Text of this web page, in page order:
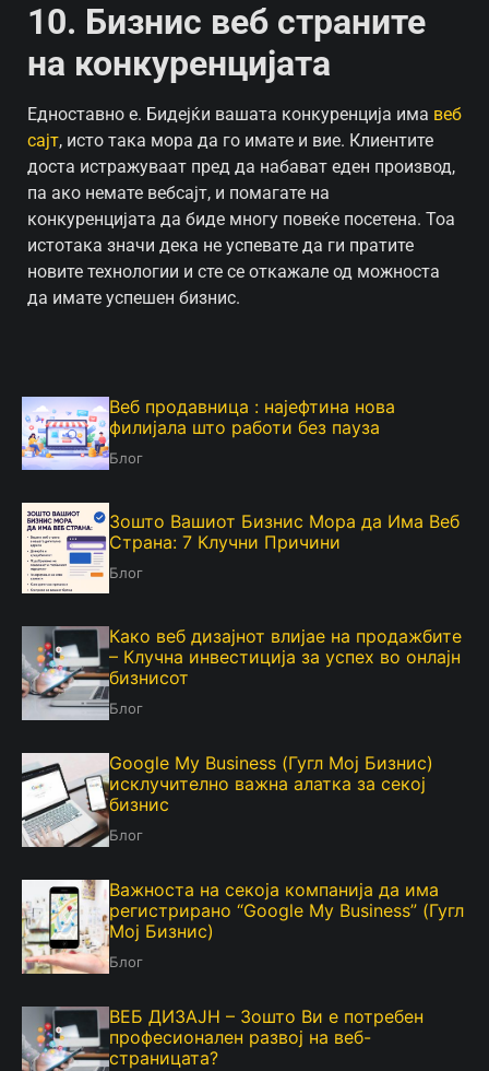
10. Бизнис веб страните
на конкуренцијата
Едноставно е. Бидејќи вашата конкуренција има веб
сајт, исто така мора да го имате и вие. Клиентите
доста истражуваат пред да набават еден производ,
па ако немате вебсајт, и помагате на
конкуренцијата да биде многу повеќе посетена. Тоа
истотака значи дека не успевате да ги пратите
новите технологии и сте се откажале од можноста
да имате успешен бизнис.
Веб продавница : најефтина нова
филијала што работи без пауза
Блог
Зошто Вашиот Бизнис Мора да Има Веб
Страна: 7 Клучни Причини
Блог
Како веб дизајнот влијае на продажбите
– Клучна инвестиција за успех во онлајн
бизнисот
Блог
Google My Business (Гугл Мој Бизнис)
исклучително важна алатка за секој
бизнис
Блог
Важноста на секоја компанија да има
регистрирано “Google My Business” (Гугл
Мој Бизнис)
Блог
ВЕБ ДИЗАЈН – Зошто Ви е потребен
професионален развој на веб-
страницата?